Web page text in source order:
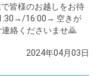
皆様のお越しをお待
16:00→ 空きが
絡くださいませ🙇
2024年04月03日